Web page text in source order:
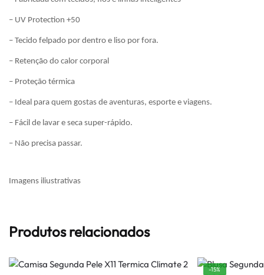
– UV Protection +50
– Tecido felpado por dentro e liso por fora.
– Retenção do calor corporal
– Proteção térmica
– Ideal para quem gostas de aventuras, esporte e viagens.
– Fácil de lavar e seca super-rápido.
– Não precisa passar.
Imagens iliustrativas
Produtos relacionados
-15%